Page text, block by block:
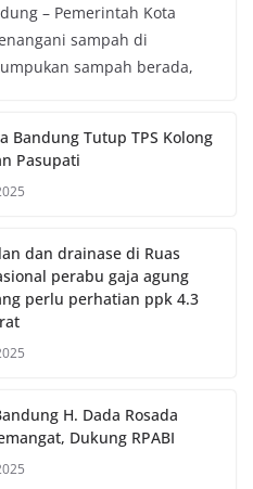
– Pemerintah Kota
sampah di
sampah berada,
Bandung Tutup TPS Kolong
Pasupati
dan drainase di Ruas
perabu gaja agung
perlu perhatian ppk 4.3
H. Dada Rosada
Dukung RPABI